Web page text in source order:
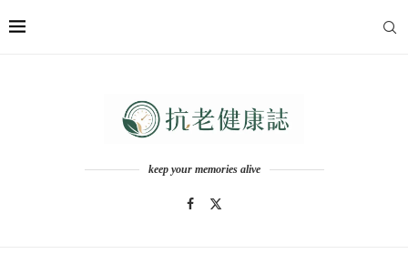
keep your memories alive